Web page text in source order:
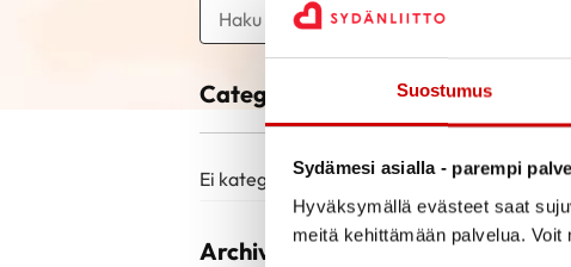
Suostumus
Sydämesi asialla - parempi
Hyväksymällä evästeet saat
meitä kehittämään palvelua.
Categories
Ei kategorioita
Archive